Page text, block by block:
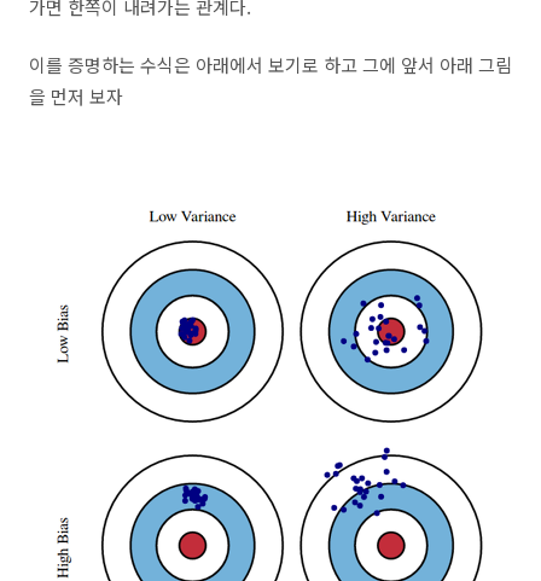
가면 한쪽이 내려가는 관계다.
이를 증명하는 수식은 아래에서 보기로 하고 그에 앞서 아래 그림
을 먼저 보자